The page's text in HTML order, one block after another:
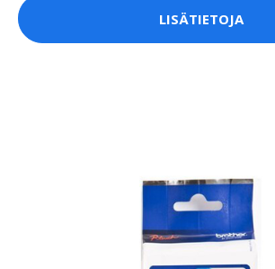
LISÄTIETOJA